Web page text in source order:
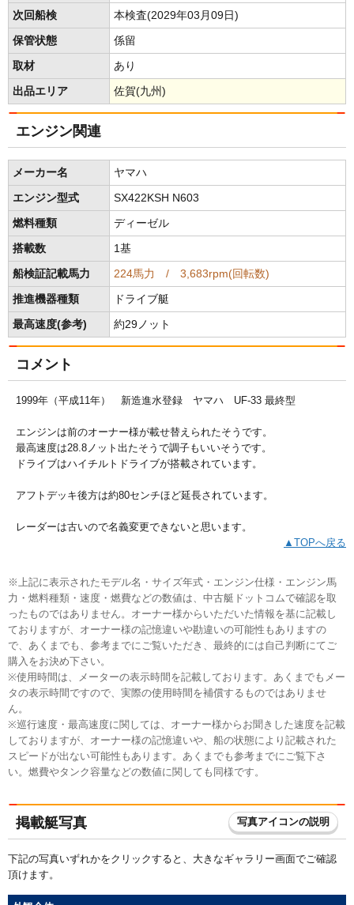
次回船検 本検査(2029年03月09日)
保管状態 係留
取材 あり
出品エリア 佐賀(九州)
エンジン関連
メーカー名 ヤマハ
エンジン型式 SX422KSH N603
燃料種類 ディーゼル
搭載数 1基
船検証記載馬力 224馬力 / 3,683rpm(回転数)
推進機器種類 ドライブ艇
最高速度(参考) 約29ノット
コメント
1999年（平成11年） 新造進水登録 ヤマハ UF-33 最終型
エンジンは前のオーナー様が載せ替えられたそうです。
最高速度は28.8ノット出たそうで調子もいいそうです。
ドライブはハイチルトドライブが搭載されています。
アフトデッキ後方は約80センチほど延長されています。
レーダーは古いので名義変更できないと思います。
▲TOPへ戻る
※上記に表示されたモデル名・サイズ年式・エンジン仕様・エンジン馬
力・燃料種類・速度・燃費などの数値は、中古艇ドットコムで確認を取
ったものではありません。オーナー様からいただいた情報を基に記載し
ておりますが、オーナー様の記憶違いや勘違いの可能性もありますの
で、あくまでも、参考までにご覧いただき、最終的には自己判断にてご
購入をお決め下さい。
※使用時間は、メーターの表示時間を記載しております。あくまでもメー
タの表示時間ですので、実際の使用時間を補償するものではありませ
ん。
※巡行速度・最高速度に関しては、オーナー様からお聞きした速度を記載
しておりますが、オーナー様の記憶違いや、船の状態により記載された
スピードが出ない可能性もあります。あくまでも参考までにご覧下さ
い。燃費やタンク容量などの数値に関しても同様です。
掲載艇写真 写真アイコンの説明
下記の写真いずれかをクリックすると、大きなギャラリー画面でご確認
頂けます。